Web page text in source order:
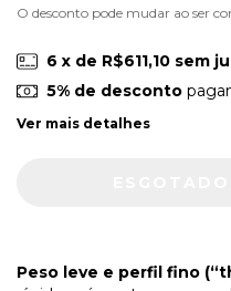
O desconto pode mudar ao ser
6 x de R$611,10 sem
5% de desconto
Ver mais detalhes
Peso leve e perfil fino